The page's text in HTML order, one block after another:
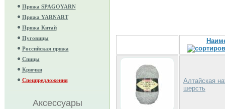
Пряжа SPAGOYARN
Пряжа YARNART
Пряжа Китай
Пуговицы
Российская пряжа
Спицы
Крючки
Спецпредложения
Аксессуары
Алтайская
шерсть